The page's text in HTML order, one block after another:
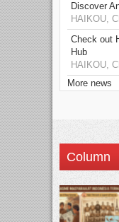
Discover
HAIKOU,
Check out
Hub
HAIKOU,
More news
Column